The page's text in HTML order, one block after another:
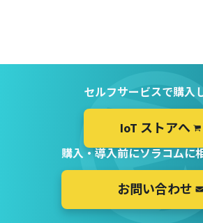
セルフサービスで購入
IoT ストアへ
購入・導入前にソラコムに
お問い合わせ